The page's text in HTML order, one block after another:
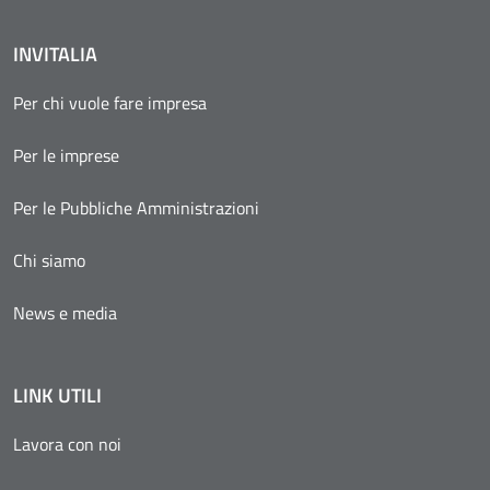
INVITALIA
Per chi vuole fare impresa
Per le imprese
Per le Pubbliche Amministrazioni
Chi siamo
News e media
LINK UTILI
Lavora con noi